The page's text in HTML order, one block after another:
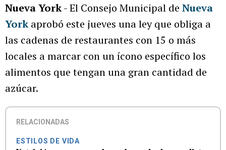
Nueva York- El Consejo Municipal de Nueva
Yorkaprobó este jueves una ley que obliga a
las cadenas de restaurantes con 15 o más
locales a marcar con un ícono específico los
alimentos que tengan una gran cantidad de
azúcar.
RELACIONADAS
ESTILOS DE VIDA